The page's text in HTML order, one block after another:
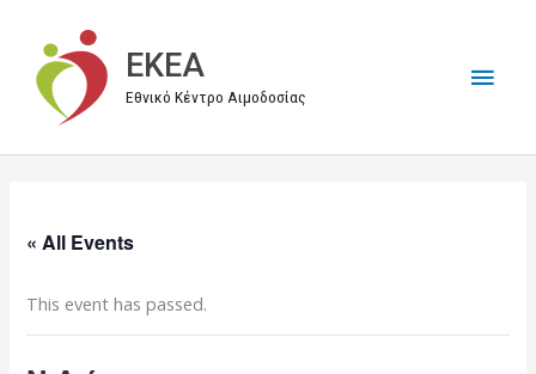
περιεχόμενο
EKEA
Εθνικό Κέντρο Αιμοδοσίας
« All Events
This event has passed.